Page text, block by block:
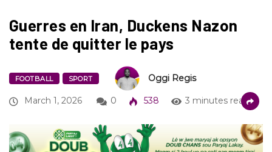
Guerres en Iran, Duckens Nazon
tente de quitter le pays
FOOTBALL SPORT Oggi Regis
March 1, 2026 0 538 3 minutes read